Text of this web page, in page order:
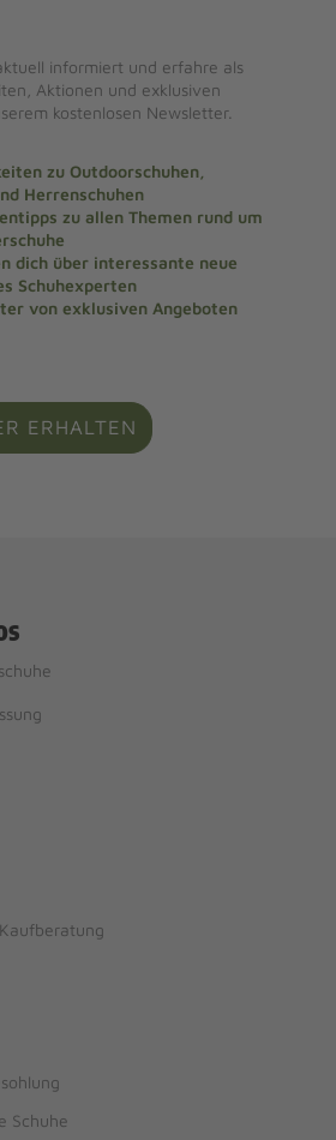
informiert und erfahre als
Aktionen und exklusiven
kostenlosen Newsletter.
zu Outdoorschuhen,
Herrenschuhen
zu allen Themen rund um
dich über interessante neue
Schuhexperten
von exklusiven Angeboten
ERHALTEN
Schuhe